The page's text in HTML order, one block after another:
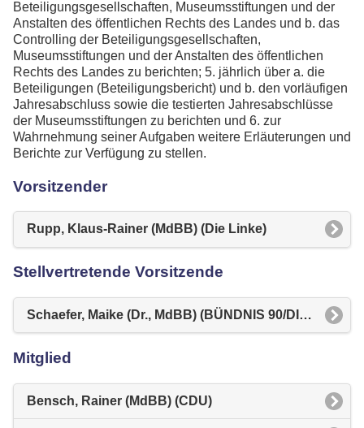
Beteiligungsgesellschaften, Museumsstiftungen und der
Anstalten des öffentlichen Rechts des Landes und b. das
Controlling der Beteiligungsgesellschaften,
Museumsstiftungen und der Anstalten des öffentlichen
Rechts des Landes zu berichten; 5. jährlich über a. die
Beteiligungen (Beteiligungsbericht) und b. den vorläufigen
Jahresabschluss sowie die testierten Jahresabschlüsse
der Museumsstiftungen zu berichten und 6. zur
Wahrnehmung seiner Aufgaben weitere Erläuterungen und
Berichte zur Verfügung zu stellen.
Vorsitzender
Rupp, Klaus-Rainer (MdBB) (Die Linke)
Stellvertretende Vorsitzende
Schaefer, Maike (Dr., MdBB) (BÜNDNIS 90/DIE GRÜNEN)
Mitglied
Bensch, Rainer (MdBB) (CDU)